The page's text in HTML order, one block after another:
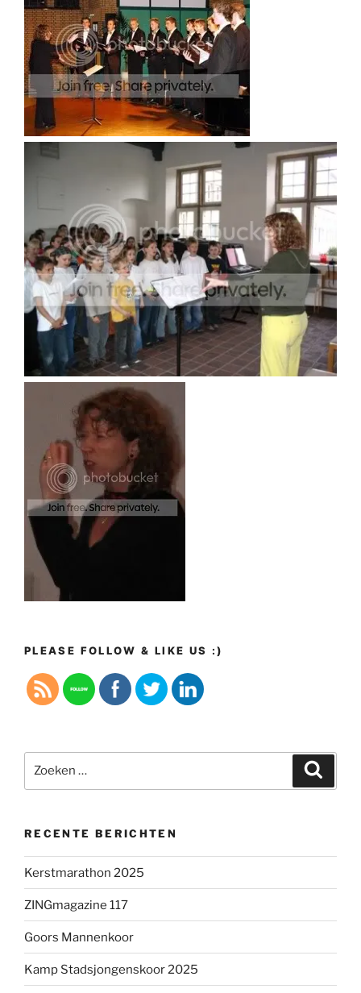
PLEASE FOLLOW & LIKE US :)
naar:
RECENTE BERICHTEN
Kerstmarathon 2025
ZINGmagazine 117
Goors Mannenkoor
Kamp Stadsjongenskoor 2025